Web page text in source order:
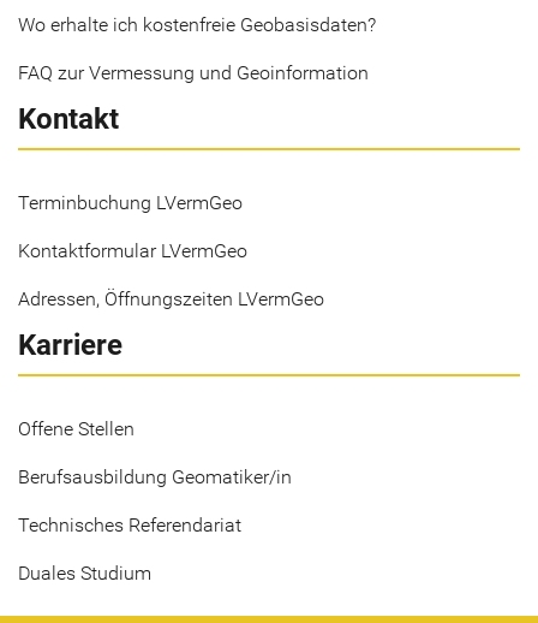
Wo erhalte ich kostenfreie Geobasisdaten?
FAQ zur Vermessung und Geoinformation
Kontakt
Terminbuchung LVermGeo
Kontaktformular LVermGeo
Adressen, Öffnungszeiten LVermGeo
Karriere
Offene Stellen
Berufsausbildung Geomatiker/in
Technisches Referendariat
Duales Studium